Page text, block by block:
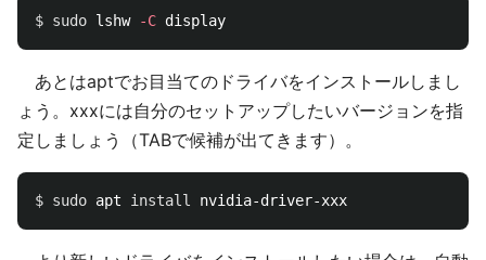
$ sudo lshw -C
あとはaptでお目当てのドライバをインストールしまし
ょう。xxxには自分のセットアップしたいバージョンを指
定しましょう（TABで候補が出てきます）。
$ sudo apt install